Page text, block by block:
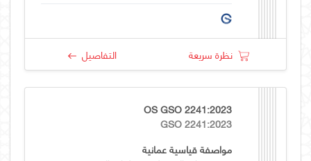
نظرة سريعة التفاصيل
OS GSO 2241:2023
GSO 2241:2023
مواصفة قياسية عمانية